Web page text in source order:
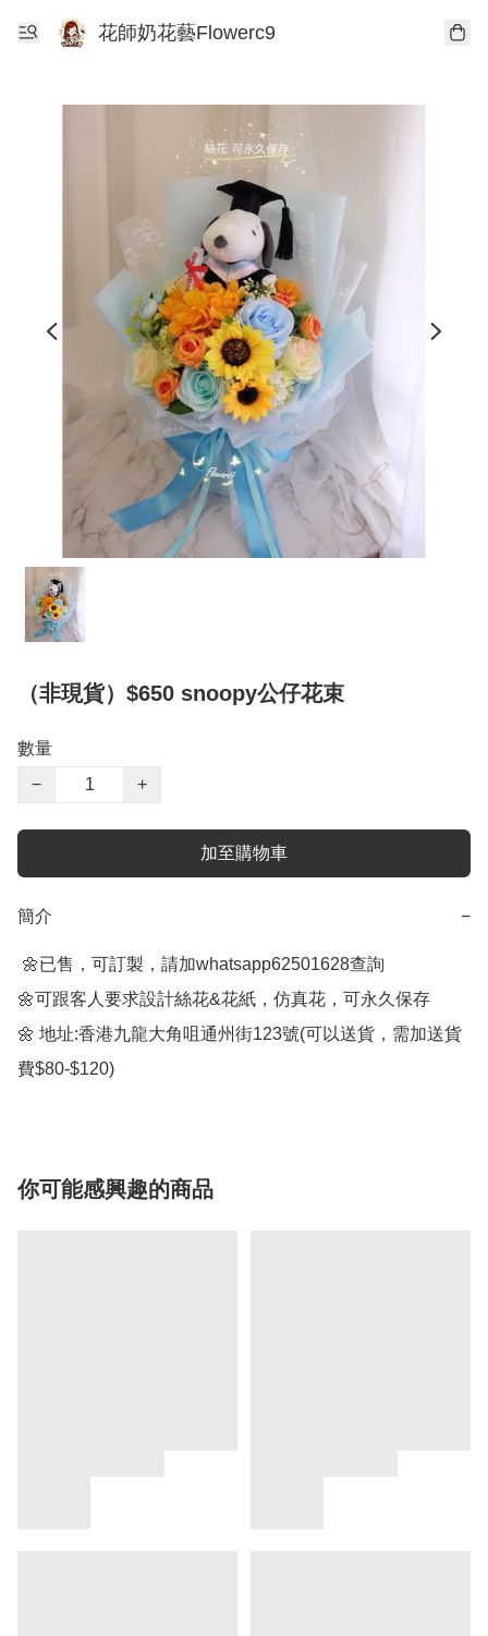
花師奶花藝Flowerc9
（非現貨）$650 snoopy公仔花束
數量
−
+
加至購物車
簡介 −
🌼可跟客人要求設計絲花&花紙，仿真花，可永久保存
🌼 地址:香港九龍大角咀通州街123號(可以送貨，需加送貨
費$80-$120)
你可能感興趣的商品